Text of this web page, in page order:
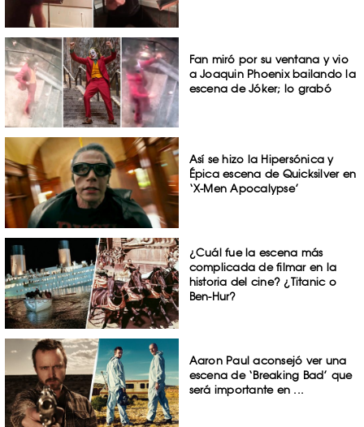
Fan miró por su ventana y vio
a Joaquin Phoenix bailando la
escena de Jóker; lo grabó
Así se hizo la Hipersónica y
Épica escena de Quicksilver en
‘X-Men Apocalypse’
¿Cuál fue la escena más
complicada de filmar en la
historia del cine? ¿Titanic o
Ben-Hur?
Aaron Paul aconsejó ver una
escena de ‘Breaking Bad’ que
será importante en ...